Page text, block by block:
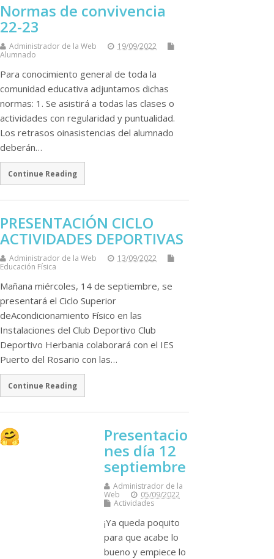
Normas de convivencia
22-23
Administrador de la Web
19/09/2022
Alumnado
Para conocimiento general de toda la
comunidad educativa adjuntamos dichas
normas: 1. Se asistirá a todas las clases o
actividades con regularidad y puntualidad.
Los retrasos oinasistencias del alumnado
deberán…
Continue Reading
PRESENTACIÓN CICLO
ACTIVIDADES DEPORTIVAS
Administrador de la Web
13/09/2022
Educación Física
Mañana miércoles, 14 de septiembre, se
presentará el Ciclo Superior
deAcondicionamiento Físico en las
Instalaciones del Club Deportivo Club
Deportivo Herbania colaborará con el IES
Puerto del Rosario con las…
Continue Reading
Presentacio
nes día 12
septiembre
Administrador de la
Web
05/09/2022
Actividades
¡Ya queda poquito
para que acabe lo
bueno y empiece lo